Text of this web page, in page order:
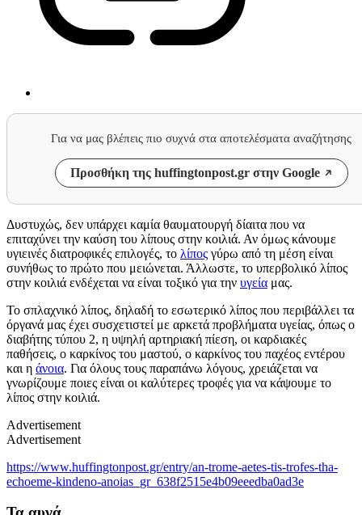
Για να μας βλέπεις πιο συχνά στα αποτελέσματα αναζήτησης
Προσθήκη της huffingtonpost.gr στην Google
Δυστυχώς, δεν υπάρχει καμία θαυματουργή δίαιτα που να
επιταχύνει την καύση του λίπους στην κοιλιά. Αν όμως κάνουμε
υγιεινές διατροφικές επιλογές, το λίπος γύρω από τη μέση είναι
συνήθως το πρώτο που μειώνεται. Άλλωστε, το υπερβολικό λίπος
στην κοιλιά ενδέχεται να είναι τοξικό για την υγεία μας.
Το σπλαχνικό λίπος, δηλαδή το εσωτερικό λίπος που περιβάλλει τα
όργανά μας έχει συσχετιστεί με αρκετά προβλήματα υγείας, όπως ο
διαβήτης τύπου 2, η υψηλή αρτηριακή πίεση, οι καρδιακές
παθήσεις, ο καρκίνος του μαστού, ο καρκίνος του παχέος εντέρου
και η άνοια. Για όλους τους παραπάνω λόγους, χρειάζεται να
γνωρίζουμε ποιες είναι οι καλύτερες τροφές για να κάψουμε το
λίπος στην κοιλιά.
Advertisement
Advertisement
https://www.huffingtonpost.gr/entry/an-trome-aetes-tis-trofes-tha-
echoeme-kindeno-anoias_gr_638f2515e4b09eeedba0ad3e